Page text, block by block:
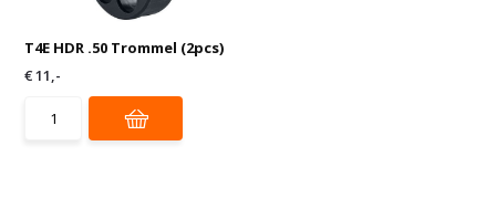
T4E HDR .50 Trommel (2pcs)
€ 11,-